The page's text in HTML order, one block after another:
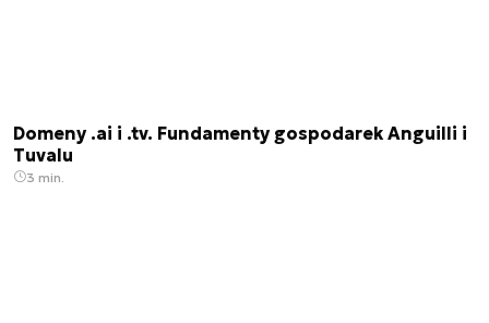
Domeny .ai i .tv. Fundamenty gospodarek Anguilli i
Tuvalu
3 min.